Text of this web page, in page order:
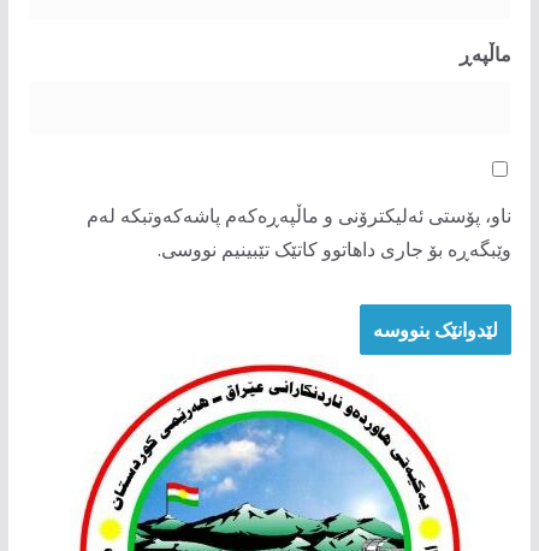
ماڵپه‌ڕ
ناو، پۆستی ئەلیکترۆنی و ماڵپەڕەکەم پاشەکەوتبکە لەم
وێبگەڕە بۆ جاری داهاتوو کاتێک تێبینیم نووسی.